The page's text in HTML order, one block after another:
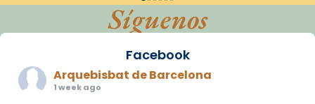
Síguenos
Facebook
Arquebisbat de Barcelona
1 week ago